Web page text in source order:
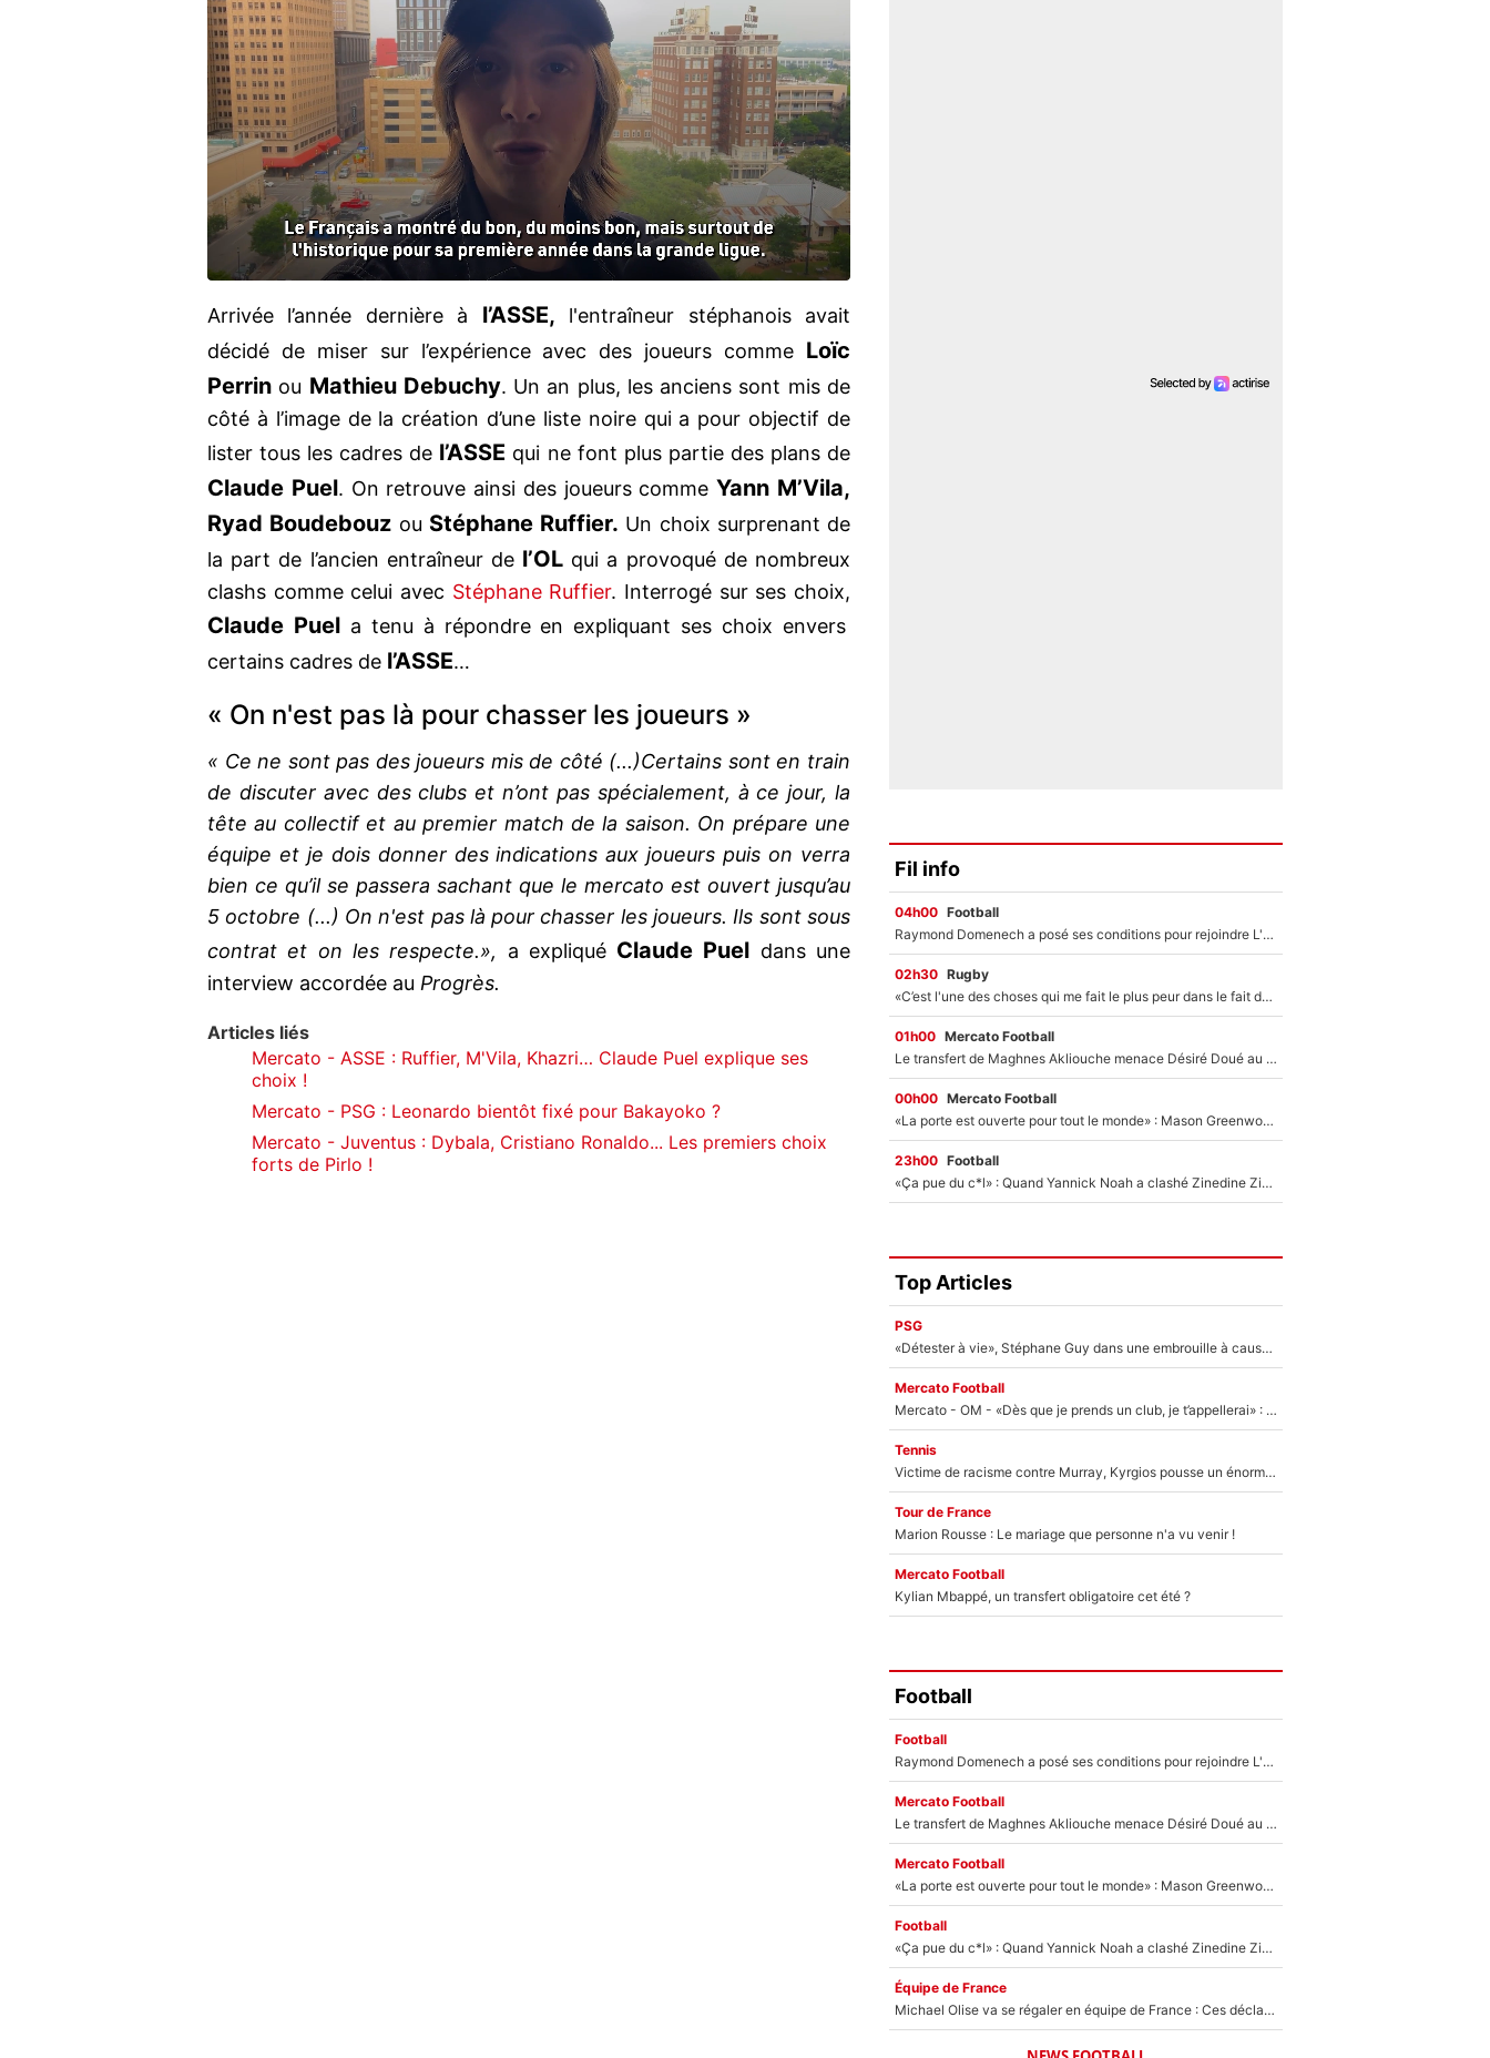
Arrivée l’année dernière à l’ASSE, l'entraîneur stéphanois avait
décidé de miser sur l’expérience avec des joueurs comme Loïc
Perrin ou Mathieu Debuchy. Un an plus, les anciens sont mis de
côté à l’image de la création d’une liste noire qui a pour objectif de
lister tous les cadres de l’ASSE qui ne font plus partie des plans de
Claude Puel. On retrouve ainsi des joueurs comme Yann M’Vila,
Ryad Boudebouz ou Stéphane Ruffier. Un choix surprenant de
la part de l’ancien entraîneur de l’OL qui a provoqué de nombreux
clashs comme celui avec Stéphane Ruffier. Interrogé sur ses choix,
Claude Puel a tenu à répondre en expliquant ses choix envers
certains cadres de l’ASSE…
« On n'est pas là pour chasser les joueurs »
« Ce ne sont pas des joueurs mis de côté (...)Certains sont en train
de discuter avec des clubs et n’ont pas spécialement, à ce jour, la
tête au collectif et au premier match de la saison. On prépare une
équipe et je dois donner des indications aux joueurs puis on verra
bien ce qu’il se passera sachant que le mercato est ouvert jusqu’au
5 octobre (...) On n'est pas là pour chasser les joueurs. Ils sont sous
contrat et on les respecte.», a expliquéClaude Puel dans une
interview accordée au Progrès.
Articles liés
Mercato - ASSE : Ruffier, M'Vila, Khazri… Claude Puel explique ses
choix !
Mercato - PSG : Leonardo bientôt fixé pour Bakayoko ?
Mercato - Juventus : Dybala, Cristiano Ronaldo... Les premiers choix
forts de Pirlo !
Fil info
04h00 Football
Raymond Domenech a posé ses conditions pour rejoindre L'EQUIPE du Soir : Il refuse de faire l'émission avec un autre chroniqueur !
02h30 Rugby
«C’est l'une des choses qui me fait le plus peur dans le fait de devenir maman» : En couple avec Antoine Dupont, Iris Mittenaere s'inquiète déjà pour ses futurs enfants !
01h00 Mercato Football
Le transfert de Maghnes Akliouche menace Désiré Doué au PSG : «Je valide à 200%»
00h00 Mercato Football
«La porte est ouverte pour tout le monde» : Mason Greenwood et Pierre-Emerick Aubameyang ont quitté l'OM, Amine Gouiri balance sur la suite du mercato et sur la réaction du vestiaire !
23h00 Football
«Ça pue du c*l» : Quand Yannick Noah a clashé Zinedine Zidane, avant de se faire recadrer par le nouveau sélectionneur de l'équipe de France !
Top Articles
PSG
«Détester à vie», Stéphane Guy dans une embrouille à cause du PSG !
Mercato Football
Mercato - OM - «Dès que je prends un club, je t’appellerai» : La promesse de Marcelino au moment de claquer la porte
Tennis
Victime de racisme contre Murray, Kyrgios pousse un énorme coup de gueule !
Tour de France
Marion Rousse : Le mariage que personne n'a vu venir !
Mercato Football
Kylian Mbappé, un transfert obligatoire cet été ?
Football
Football
Raymond Domenech a posé ses conditions pour rejoindre L'EQUIPE du Soir : Il refuse de faire l'émission avec un autre chroniqueur !
Mercato Football
Le transfert de Maghnes Akliouche menace Désiré Doué au PSG : «Je valide à 200%»
Mercato Football
«La porte est ouverte pour tout le monde» : Mason Greenwood et Pierre-Emerick Aubameyang ont quitté l'OM, Amine Gouiri balance sur la suite du mercato et sur la réaction du vestiaire !
Football
«Ça pue du c*l» : Quand Yannick Noah a clashé Zinedine Zidane, avant de se faire recadrer par le nouveau sélectionneur de l'équipe de France !
Équipe de France
Michael Olise va se régaler en équipe de France : Ces déclarations de Zinedine Zidane qui prouvent qu'il va tout miser sur la star du Bayern Munich !